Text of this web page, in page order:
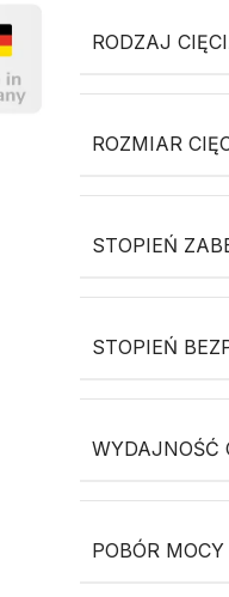
RODZAJ
ROZMIAR
STOPIEŃ
STOPIEŃ
WYDAJNOŚĆ
POBÓR